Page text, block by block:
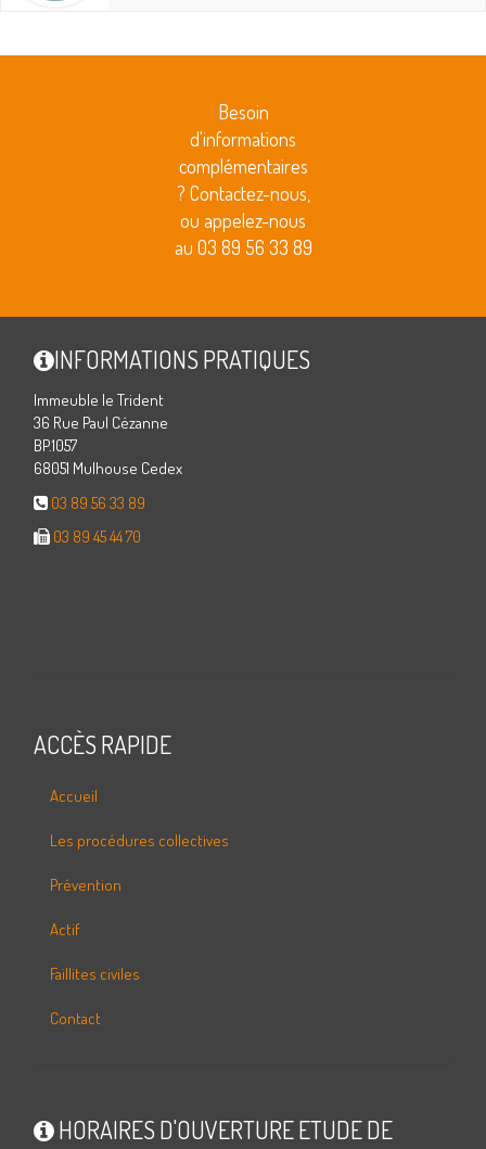
Besoin
d'informations
complémentaires
? Contactez-nous,
ou appelez-nous
au 03 89 56 33 89
INFORMATIONS PRATIQUES
Immeuble le Trident
36 Rue Paul Cézanne
BP.1057
68051 Mulhouse Cedex
03 89 56 33 89
03 89 45 44 70
ACCÈS RAPIDE
Accueil
Les procédures collectives
Prévention
Actif
Faillites civiles
Contact
HORAIRES D'OUVERTURE ETUDE DE